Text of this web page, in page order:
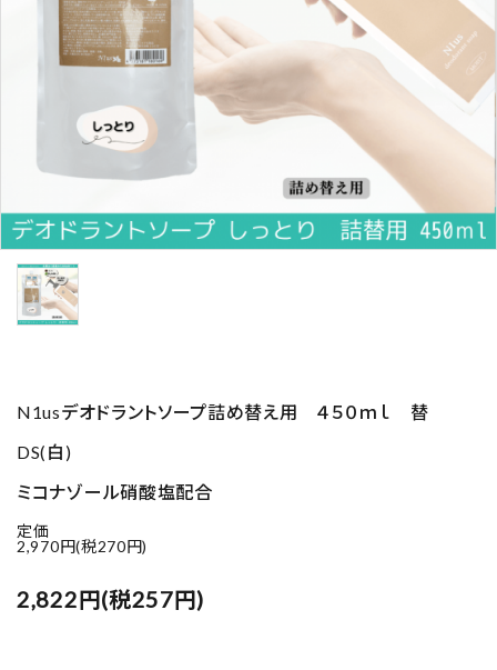
N1usデオドラントソープ詰め替え用 ４５０ｍｌ 替
DS(白)
ミコナゾール硝酸塩配合
定価
2,970円(税270円)
2,822円(税257円)